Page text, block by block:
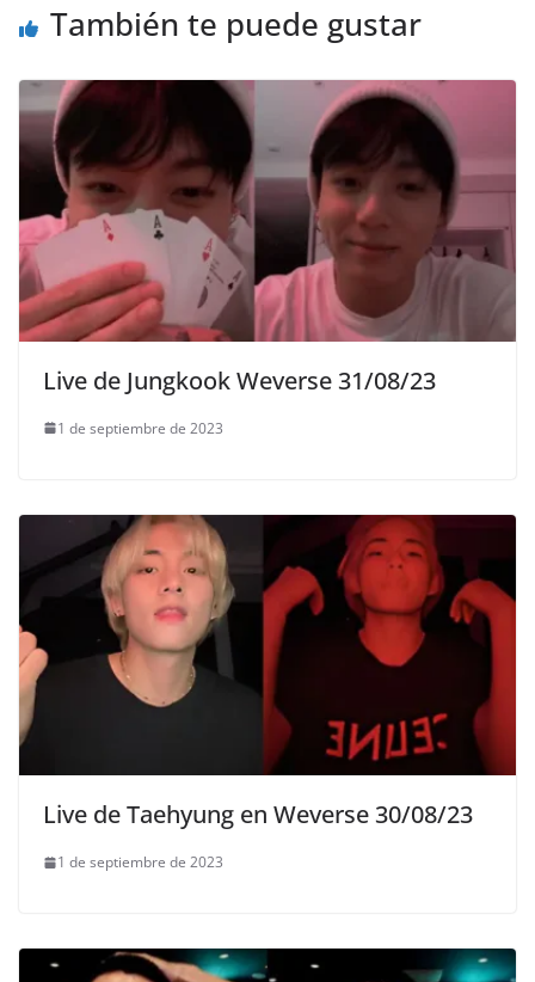
También te puede gustar
Live de Jungkook Weverse 31/08/23
1 de septiembre de 2023
Live de Taehyung en Weverse 30/08/23
1 de septiembre de 2023